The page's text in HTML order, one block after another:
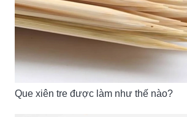
Que xiên tre được làm như thế nào?